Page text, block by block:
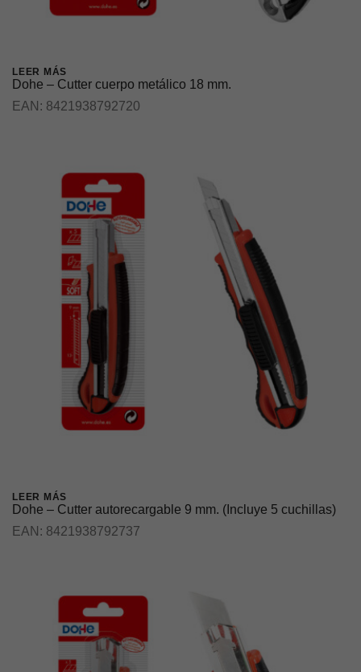
LEER MÁS
Dohe – Cutter cuerpo metálico 18 mm.
EAN: 8421938792720
LEER MÁS
Dohe – Cutter autorecargable 9 mm. (Incluye 5 cuchillas)
EAN: 8421938792737